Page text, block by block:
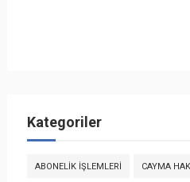
Kategoriler
ABONELIK İŞLEMLERI CAYMA